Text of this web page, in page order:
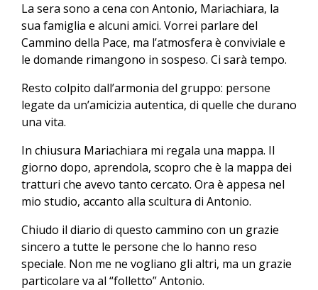
La sera sono a cena con Antonio, Mariachiara, la
sua famiglia e alcuni amici. Vorrei parlare del
Cammino della Pace, ma l’atmosfera è conviviale e
le domande rimangono in sospeso. Ci sarà tempo.
Resto colpito dall’armonia del gruppo: persone
legate da un’amicizia autentica, di quelle che durano
una vita.
In chiusura Mariachiara mi regala una mappa. Il
giorno dopo, aprendola, scopro che è la mappa dei
tratturi che avevo tanto cercato. Ora è appesa nel
mio studio, accanto alla scultura di Antonio.
Chiudo il diario di questo cammino con un grazie
sincero a tutte le persone che lo hanno reso
speciale. Non me ne vogliano gli altri, ma un grazie
particolare va al “folletto” Antonio.